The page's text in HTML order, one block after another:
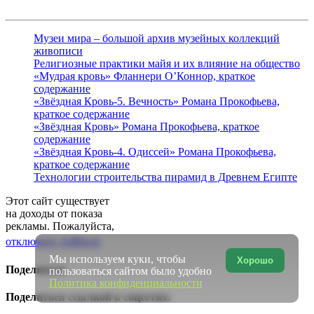
Музеи мира – большой архив музейных коллекций
живописи
Религиозные практики майя и их влияние на общество
«Мудрая кровь» Фланнери О’Коннор, краткое
содержание
«Звёздная Кровь-5. Вечность» Романа Прокофьева,
краткое содержание
«Звёздная Кровь» Романа Прокофьева, краткое
содержание
«Звёздная Кровь-4. Одиссей» Романа Прокофьева,
краткое содержание
Технологии строительства пирамид в Древнем Египте
Этот сайт существует
на доходы от показа
рекламы. Пожалуйста,
отключите AdBlock
Поделиться
Поделиться ссылкой в соцсетях:
Хорошо
Мы используем куки, чтобы
пользоваться сайтом было удобно
Политика конфиденциальности